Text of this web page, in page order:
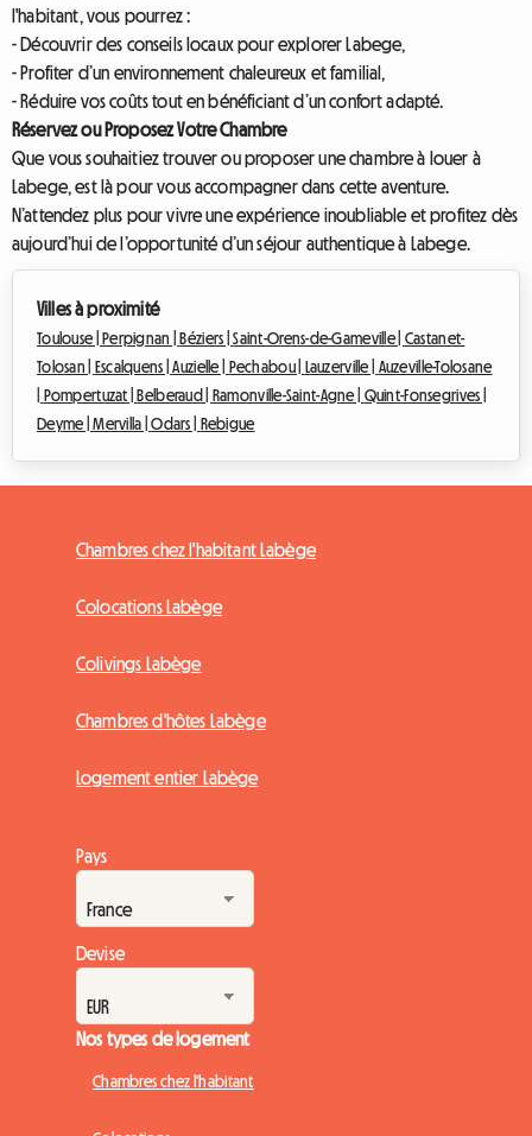
l'habitant, vous pourrez :
- Découvrir des conseils locaux pour explorer Labege,
- Profiter d’un environnement chaleureux et familial,
- Réduire vos coûts tout en bénéficiant d’un confort adapté.
Réservez ou Proposez Votre Chambre
Que vous souhaitiez trouver ou proposer une chambre à louer à
Labege, est là pour vous accompagner dans cette aventure.
N’attendez plus pour vivre une expérience inoubliable et profitez dès
aujourd’hui de l’opportunité d’un séjour authentique à Labege.
Villes à proximité
Toulouse | Perpignan | Béziers |Saint-Orens-de-Gameville | Castanet-
Tolosan |
Escalquens |Auzielle | Pechabou | Lauzerville | Auzeville-Tolosane
Pompertuzat | Belberaud | Ramonville-Saint-Agne | Quint-Fonsegrives |
Deyme |Mervilla |Odars | Rebigue
Chambres chez l'habitant Labège
Colocations Labège
Colivings Labège
Chambres d'hôtes Labège
Logement entier Labège
Pays
Devise
Nos types de logement
Chambres chez l'habitant